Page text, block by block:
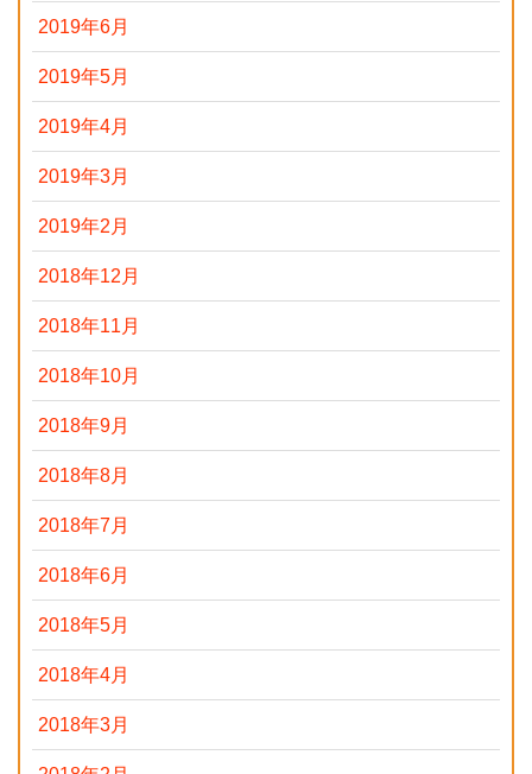
2019年6月
2019年5月
2019年4月
2019年3月
2019年2月
2018年12月
2018年11月
2018年10月
2018年9月
2018年8月
2018年7月
2018年6月
2018年5月
2018年4月
2018年3月